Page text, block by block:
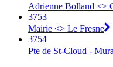
Adrienne Bolland <>
3753
Mairie <> Le Fresne
3754
Pte de St-Cloud -